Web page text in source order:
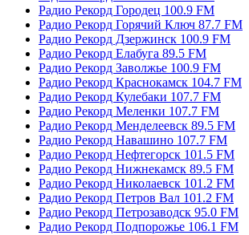
Радио Рекорд Городец 100.9 FM
Радио Рекорд Горячий Ключ 87.7 FM
Радио Рекорд Дзержинск 100.9 FM
Радио Рекорд Елабуга 89.5 FM
Радио Рекорд Заволжье 100.9 FM
Радио Рекорд Краснокамск 104.7 FM
Радио Рекорд Кулебаки 107.7 FM
Радио Рекорд Меленки 107.7 FM
Радио Рекорд Менделеевск 89.5 FM
Радио Рекорд Навашино 107.7 FM
Радио Рекорд Нефтегорск 101.5 FM
Радио Рекорд Нижнекамск 89.5 FM
Радио Рекорд Николаевск 101.2 FM
Радио Рекорд Петров Вал 101.2 FM
Радио Рекорд Петрозаводск 95.0 FM
Радио Рекорд Подпорожье 106.1 FM